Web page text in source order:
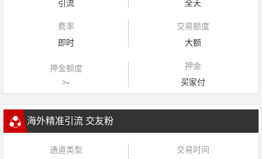
引流
全天
费率
即时
交易额度
大额
押金额度
>-
押金
买家付
海外精准引流 交友粉
通道类型
交易时间